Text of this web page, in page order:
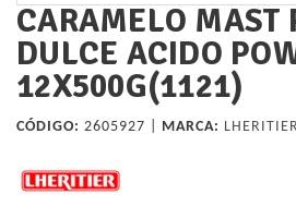
CARAMELO MAST
DULCE ACIDO
12X500G(1121)
CÓDIGO: 2605927 | MARCA: LHERITIER